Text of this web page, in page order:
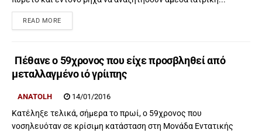
READ MORE
Πέθανε ο 59χρονος που είχε προσβληθεί από
μεταλλαγμένο ιό γρίιπης
ANATOLH 14/01/2016
Κατέληξε τελικά, σήμερα το πρωί, ο 59χρονος που
νοσηλευόταν σε κρίσιμη κατάσταση στη Μονάδα Εντατικής